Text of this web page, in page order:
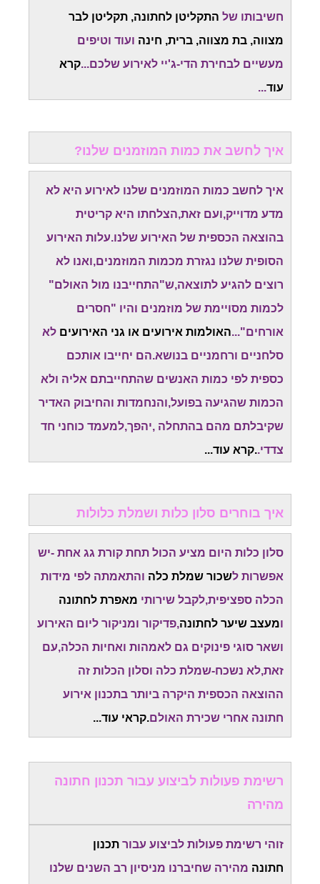
חשיבותו של התקליטן לחתונה, תקליטן לבר
מצווה, בת מצווה, ברית, חינה ועוד וטיפים
מעשיים לבחירת הדי-ג'יי לאירוע שלכם...קרא
עוד...
איך לחשב את כמות המוזמנים שלנו?
איך לחשב כמות המוזמנים שלנו לאירוע היא לא
מדע מדוייק,ועם זאת,הצלחתו היא קריטית
בהוצאה הכספית של האירוע שלנו.עלות האירוע
הסופית שלנו נגזרת מכמות המוזמנים,ואנו לא
רוצים להגיע לתוצאה,ש"התחייבנו מול האולם"
לכמות מסויימת של מוזמנים והיו "חסרים
אורחים"...האולמות אירועים או גני האירועים לא
סלחניים ורחמניים בנושא.הם יחייבו אותכם
כספית לפי כמות האנשים שהתחייבתם אליה ולא
הכמות שהגיעה בפועל,והנחמדות והחיבוק האדיר
שקיבלתם מהם בהתחלה ,יהפך,למעמד כוחני חד
צדדי..קרא עוד...
איך בוחרים סלון כלות ושמלת כלולות
סלון כלות היום מציע הכול תחת קורת גג אחת -יש
אפשרות לשכור שמלת כלה והתאמתה לפי מידות
הכלה ספציפית,לקבל שירותי מאפרת לחתונה
ומעצב שיער לחתונה,פדיקור ומניקור ליום האירוע
ושאר סוגי פינוקים גם לאמהות ואחיות הכלה,עם
זאת,לא נשכח-שמלת כלה וסלון הכלות זה
ההוצאה הכספית היקרה ביותר בתכנון אירוע
חתונה אחרי שכירת האולם.קראי עוד...
רשימת פעולות לביצוע עבור תכנון חתונה
מהירה
זוהי רשימת פעולות לביצוע עבור תכנון
חתונה מהירה שחיברנו מניסיון רב השנים שלנו